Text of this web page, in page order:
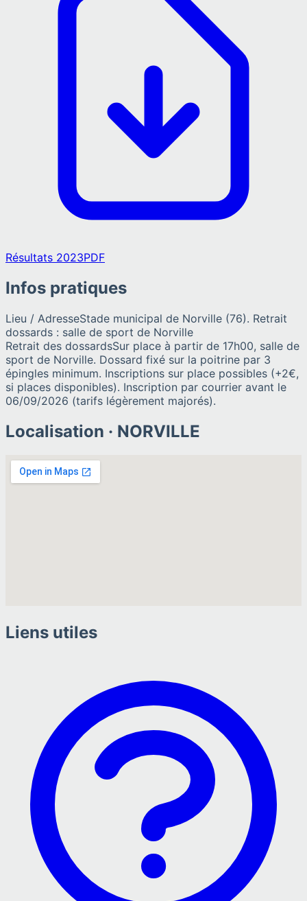
Résultats 2023PDF
Infos pratiques
Lieu / AdresseStade municipal de Norville (76). Retrait
dossards : salle de sport de Norville
Retrait des dossardsSur place à partir de 17h00, salle de
sport de Norville. Dossard fixé sur la poitrine par 3
épingles minimum. Inscriptions sur place possibles (+2€,
si places disponibles). Inscription par courrier avant le
06/09/2026 (tarifs légèrement majorés).
Localisation · NORVILLE
Liens utiles